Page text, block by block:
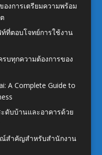
งการเตรียมความพร้อม
ที่ตอบโจทย์การใช้งาน
บทุกความต้องการของ
A Complete Guide to
ะดับบ้านและอาคารด้วย
สำคัญสำหรับสำนักงาน